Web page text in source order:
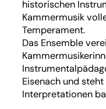
historischen
Kammermusik
Temperament.
Das Ensemble
Eisenach und
Interpretationen